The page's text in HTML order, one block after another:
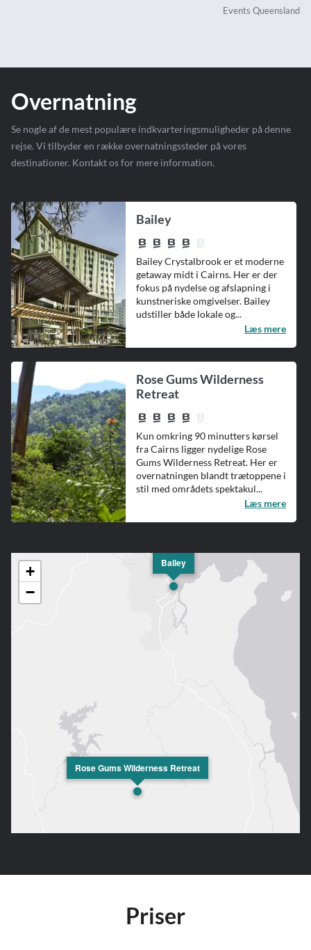
Events Queensland
Overnatning
Se nogle af de mest populære indkvarteringsmuligheder på denne
rejse. Vi tilbyder en række overnatningssteder på vores
destinationer. Kontakt os for mere information.
Bailey
Bailey Crystalbrook er et moderne
getaway midt i Cairns. Her er der
fokus på nydelse og afslapning i
kunstneriske omgivelser. Bailey
udstiller både lokale og...
Læs mere
Rose Gums Wilderness
Retreat
Kun omkring 90 minutters kørsel
fra Cairns ligger nydelige Rose
Gums Wilderness Retreat. Her er
overnatningen blandt trætoppene i
stil med områdets spektakul...
Læs mere
Bailey
Rose Gums Wilderness Retreat
+
−
Priser